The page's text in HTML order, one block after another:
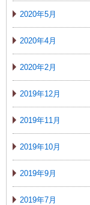
2020年5月
2020年4月
2020年2月
2019年12月
2019年11月
2019年10月
2019年9月
2019年7月